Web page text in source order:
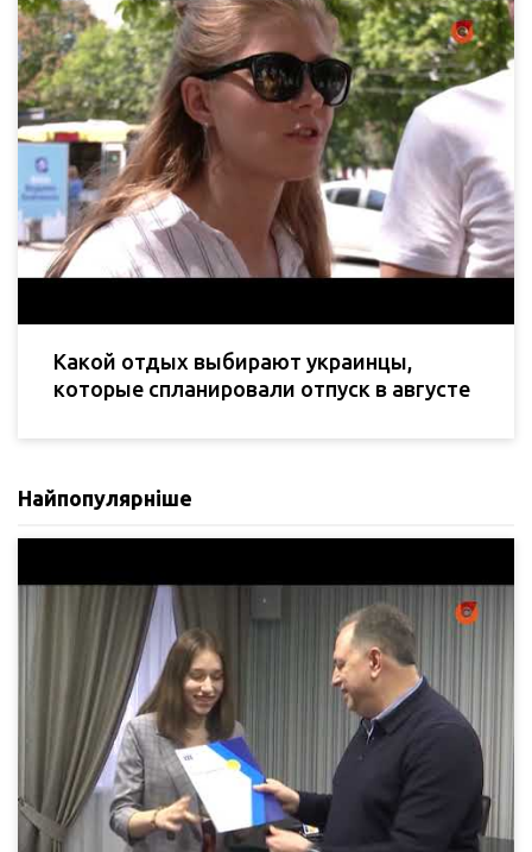
Какой отдых выбирают украинцы,
которые спланировали отпуск в августе
Найпопулярніше